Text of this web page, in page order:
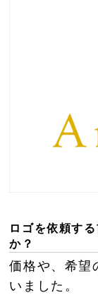
ロゴを依頼す
か？
価格や、希望
いました。